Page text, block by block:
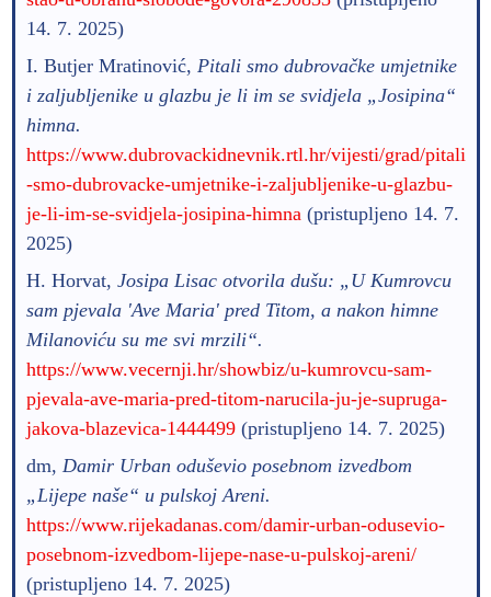
14. 7. 2025)
I. Butjer Mratinović, Pitali smo dubrovačke umjetnike
i zaljubljenike u glazbu je li im se svidjela „Josipina“
himna.
https://www.dubrovackidnevnik.rtl.hr/vijesti/grad/pitali
-smo-dubrovacke-umjetnike-i-zaljubljenike-u-glazbu-
je-li-im-se-svidjela-josipina-himna(pristupljeno 14. 7.
2025)
H. Horvat, Josipa Lisac otvorila dušu: „U Kumrovcu
sam pjevala 'Ave Maria' pred Titom, a nakon himne
Milanoviću su me svi mrzili“.
https://www.vecernji.hr/showbiz/u-kumrovcu-sam-
pjevala-ave-maria-pred-titom-narucila-ju-je-supruga-
jakova-blazevica-1444499(pristupljeno 14. 7. 2025)
dm, Damir Urban oduševio posebnom izvedbom
„Lijepe naše“ u pulskoj Areni.
https://www.rijekadanas.com/damir-urban-odusevio-
posebnom-izvedbom-lijepe-nase-u-pulskoj-areni/
(pristupljeno 14. 7. 2025)